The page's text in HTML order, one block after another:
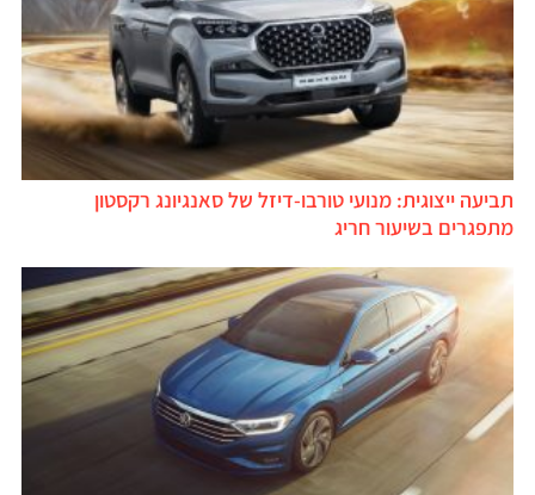
תביעה ייצוגית: מנועי טורבו-דיזל של סאנגיונג רקסטון
מתפגרים בשיעור חריג